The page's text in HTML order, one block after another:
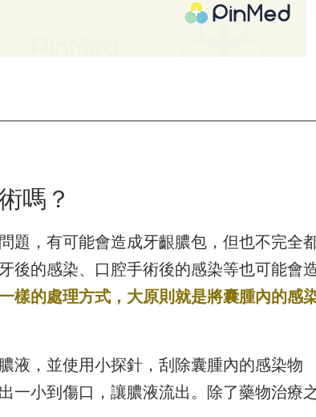
嗎？
題，有可能會造成牙齦膿包，但也不完全
後的感染、口腔手術後的感染等也可能會
樣的處理方式，大原則就是將囊腫內的感
液，並使用小探針，刮除囊腫內的感染物
一小到傷口，讓膿液流出。除了藥物治療之